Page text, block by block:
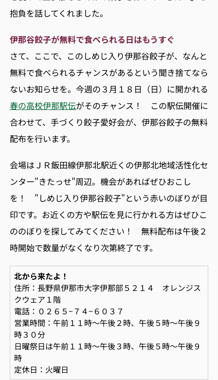
抱負を話してくれました。
伊那谷餃子が無料で食べられる日はもうすぐ
さて、ここで、このしめじ入り伊那谷餃子が、なんと
無料で食べられるチャンスがあるという聞き捨てなら
ないお知らせを。今週の３月１８日（日）に開かれる
春の高校伊那駅伝がそのチャンス！ この駅伝開催に
合わせて、手づくり餃子愛好会が、伊那谷餃子の無料
配布を行います。
会場はＪＲ飯田線伊那北駅近くの伊那北地域活性化セ
ンター"きたっせ"周辺。機会があればぜひおこし
を！ "しめじ入り伊那谷餃子"という赤いのぼりが目
印です。お近くの方や駅伝を見に行かれる方はぜひこ
ののぼりを探してみてください！ 無料配布は午後２
時開始で数量がなくなり次第終了です。
北から来たよ！
住所：長野県伊那市大字伊那部５２１４ オレンジス
クウェア１階
電話：０２６５−７４−６０３７
営業時間：午前１１時〜午後２時、午後５時〜午後９
時３０分
日曜祭日は午前１１時〜午後３時、午後５時〜午後９
時
定休日：火曜日